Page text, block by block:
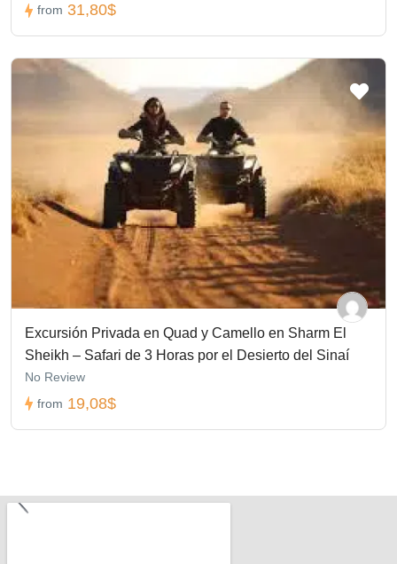
from 31,80$
Excursión Privada en Quad y Camello en Sharm El
Sheikh – Safari de 3 Horas por el Desierto del Sinaí
No Review
from 19,08$